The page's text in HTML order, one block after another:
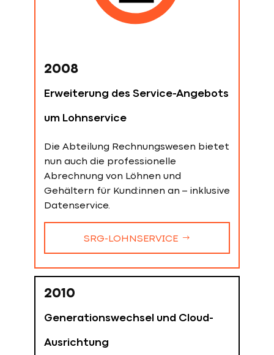
2008
Erweiterung des Service-Angebots
um Lohnservice
Die Abteilung Rechnungswesen bietet
nun auch die professionelle
Abrechnung von Löhnen und
Gehältern für Kund:innen an – inklusive
Datenservice.
SRG-LOHNSERVICE
2010
Generationswechsel und Cloud-
Ausrichtung